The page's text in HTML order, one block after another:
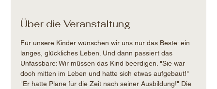
Über die Veranstaltung
Für unsere Kinder wünschen wir uns nur das Beste: ein
langes, glückliches Leben. Und dann passiert das
Unfassbare: Wir müssen das Kind beerdigen. "Sie war
doch mitten im Leben und hatte sich etwas aufgebaut!"
"Er hatte Pläne für die Zeit nach seiner Ausbildung!" Die